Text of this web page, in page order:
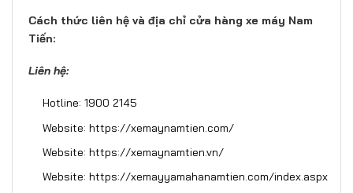
Cách thức liên hệ và địa chỉ cửa hàng xe máy Nam
Tiến:
Liên hệ:
Hotline: 1900 2145
Website:https://xemaynamtien.com/
Website:https://xemaynamtien.vn/
Website:https://xemayyamahanamtien.com/index.aspx